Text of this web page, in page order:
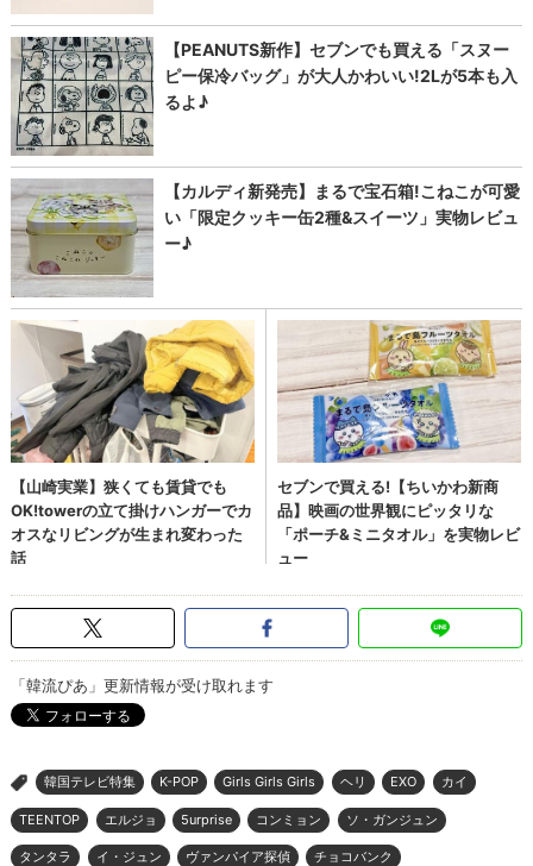
「韓流ぴあ」更新情報が受け取れます
> 韓国テレビ特集 K-POP Girls Girls Girls ヘリ EXO カイ
TEENTOP エルジョ 5urprise コンミョン ソ・ガンジュン
タンタラ イ・ジュン ヴァンパイア探偵 チョコバンク